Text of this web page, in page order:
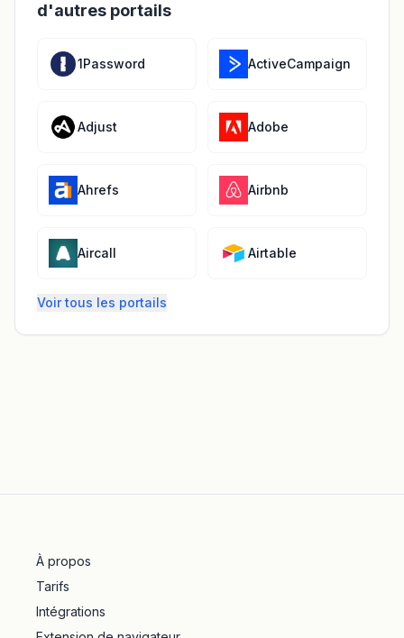
d'autres portails
1Password ActiveCampaign
Adjust Adobe
Ahrefs Airbnb
Aircall Airtable
Voir tous les portails
À propos
Tarifs
Intégrations